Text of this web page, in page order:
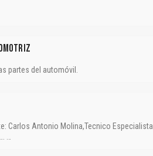
partes del automóvil.
Carlos Antonio Molina,Tecnico Especialista
…